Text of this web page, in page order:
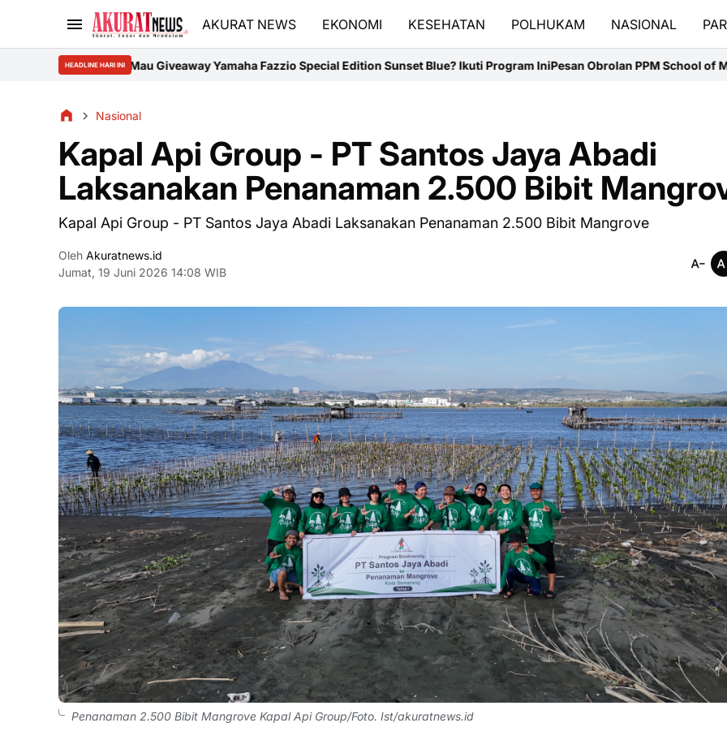
AKURAT NEWS EKONOMI KESEHATAN POLHUKAM NASIONAL
HEADLINE HARI INI
Yamaha Fazzio Special Edition Sunset Blue? Ikuti Program IniPesan Obrolan PPM School of Management Soal Gelar
Nasional
Kapal Api Group - PT Santos Jaya Abadi
Laksanakan Penanaman 2.500 Bibit
Kapal Api Group - PT Santos Jaya Abadi Laksanakan Penanaman 2.500 Bibit Mangrove
Oleh Akuratnews.id
Jumat, 19 Juni 2026 14:08 WIB
Penanaman 2.500 Bibit Mangrove Kapal Api Group/Foto. Ist/akuratnews.id